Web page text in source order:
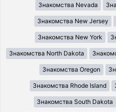
Знакомства Nevada
Знакомства New Jersey
Знакомства New York
Знакомства North Dakota
Знакомства Oregon
Знакомства Rhode Island
Знакомства South Dakota